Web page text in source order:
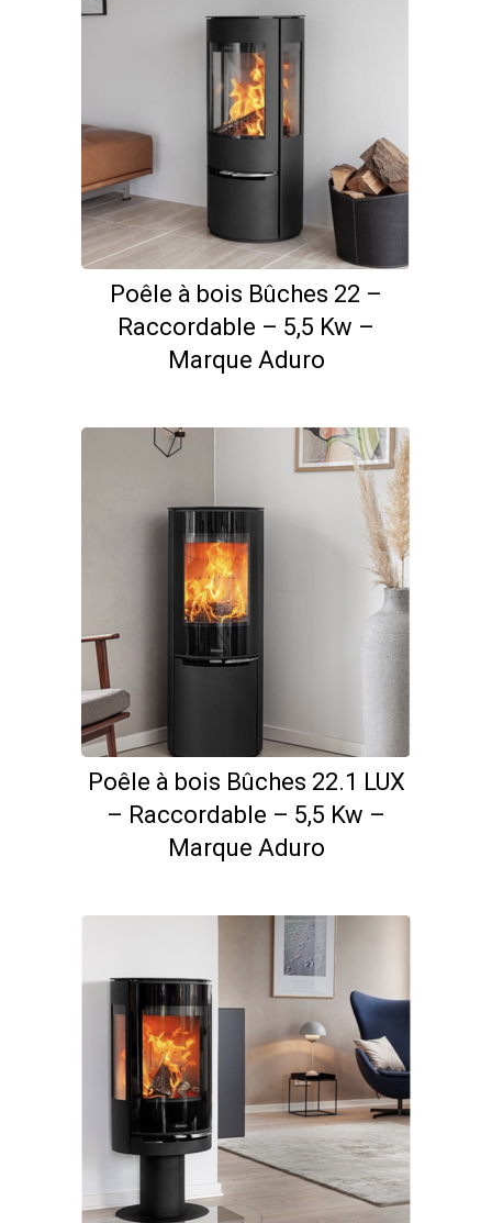
Poêle à bois Bûches 22 –
Raccordable – 5,5 Kw –
Marque Aduro
Poêle à bois Bûches 22.1 LUX
– Raccordable – 5,5 Kw –
Marque Aduro